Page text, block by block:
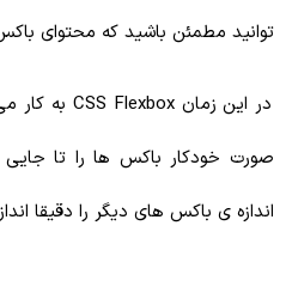
توانید مطمئن باشید که محتوای
صورت خودکار باکس ها را تا
اندازه ی باکس های دیگر را دقیقا